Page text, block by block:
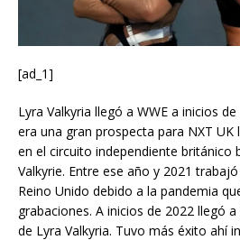
[ad_1]
Lyra Valkyria llegó a WWE a inicios
era una gran prospecta para NXT
en el circuito independiente británico
Valkyrie. Entre ese año y 2021
Reino Unido debido a la pandemia
grabaciones. A inicios de 2022 llegó
de Lyra Valkyria. Tuvo más éxito ahí